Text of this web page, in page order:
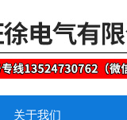
关于我们